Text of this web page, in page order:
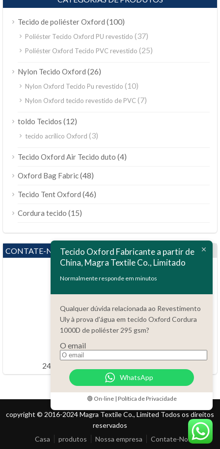
Tecido de poliéster Oxford (100)
Poliéster Tecido Oxford PU revestido (37)
Poliéster Oxford Tecido PVC revestido (25)
Nylon Tecido Oxford (26)
Nylon Oxford Tecido Pu revestido (10)
Nylon Oxford tecido revestido de PVC(7)
toldo Tecidos (12)
tecido acrílico Oxford (3)
Tecido Oxford Air Tecido duto (4)
Oxford Bag Fabric(48)
Tecido Tent Oxford (46)
Cordura tecido (15)
CONTATE-NOS
Questões?
86.15051486055
order@china-fabrics.net
24 horas todos os dias 7 dias por semana
copyright © 2016-2024 Magra Textile Co., Limited Todos os direitos
reservados
Casa
produtos Nossa empresa Contate-Nos
Tecido Oxford Fabricante a partir de
China, Magra Textile Co., Limitado
Normalmente responde em minutos
Qualquer dúvida relacionada ao Revestimento
Uly à prova d'água em tecido Oxford Cordura
1000D de poliéster 295 gsm?
O email
WhatsApp
🟢 On-line | Política de Privacidade